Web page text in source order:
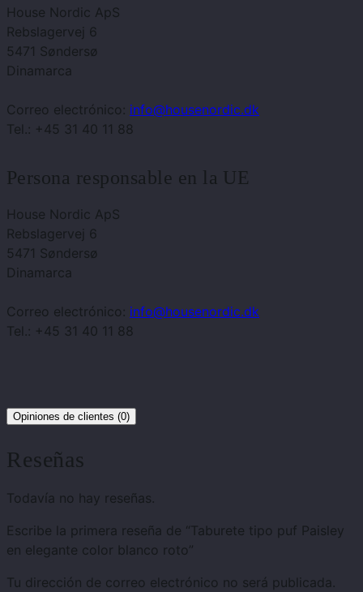
House Nordic ApS
Rebslagervej 6
5471 Søndersø
Dinamarca
Correo electrónico: info@housenordic.dk
Tel.: +45 31 40 11 88
Persona responsable en la UE
House Nordic ApS
Rebslagervej 6
5471 Søndersø
Dinamarca
Correo electrónico: info@housenordic.dk
Tel.: +45 31 40 11 88
Opiniones de clientes (0)
Reseñas
Todavía no hay reseñas.
Escribe la primera reseña de “Taburete tipo puf Paisley
en elegante color blanco roto”
Tu dirección de correo electrónico no será publicada.